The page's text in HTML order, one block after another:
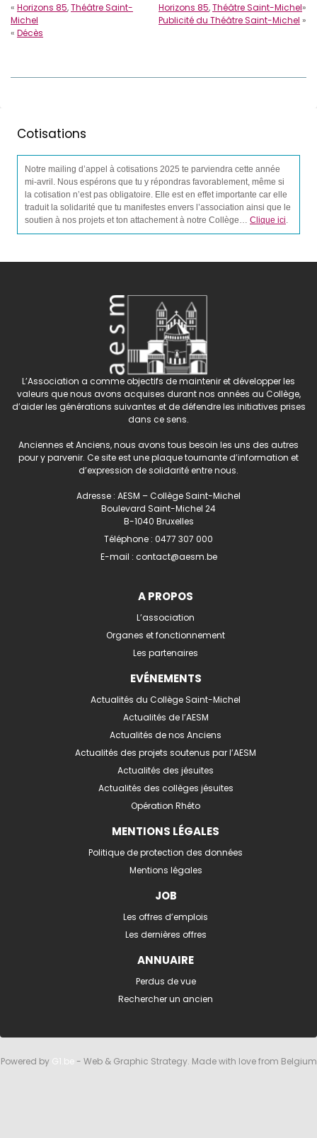
« Horizons 85,Théâtre Saint-
Michel
« Décès
Horizons 85,Théâtre Saint-Michel»
Publicité du Théâtre Saint-Michel »
Cotisations
Notre mailing d’appel à cotisations 2025 te parviendra cette année
mi-avril. Nous espérons que tu y répondras favorablement, même si
la cotisation n’est pas obligatoire. Elle est en effet importante car elle
traduit la solidarité que tu manifestes envers l’association ainsi que le
soutien à nos projets et ton attachement à notre Collège… Clique ici
L’Association a comme objectifs de maintenir et développer les
valeurs que nous avons acquises durant nos années au Collège,
d’aider les générations suivantes et de défendre les initiatives prises
dans ce sens.
Anciennes et Anciens, nous avons tous besoin les uns des autres
pour y parvenir. Ce site est une plaque tournante d’information et
d’expression de solidarité entre nous.
Adresse : AESM – Collège Saint-Michel
Boulevard Saint-Michel 24
B-1040 Bruxelles
Téléphone : 0477 307 000
E-mail : contact@aesm.be
A PROPOS
L’association
Organes et fonctionnement
Les partenaires
EVÉNEMENTS
Actualités du Collège Saint-Michel
Actualités de l’AESM
Actualités de nos Anciens
Actualités des projets soutenus par l’AESM
Actualités des jésuites
Actualités des collèges jésuites
Opération Rhéto
MENTIONS LÉGALES
Politique de protection des données
Mentions légales
JOB
Les offres d’emplois
Les dernières offres
ANNUAIRE
Perdus de vue
Rechercher un ancien
Powered by G1.be- Web & Graphic Strategy. Made with love from Belgium